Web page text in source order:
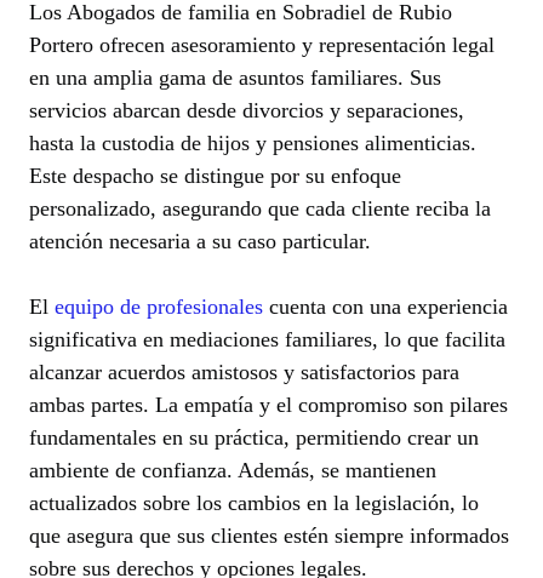
Los Abogados de familia en Sobradiel de Rubio
Portero ofrecen asesoramiento y representación legal
en una amplia gama de asuntos familiares. Sus
servicios abarcan desde divorcios y separaciones,
hasta la custodia de hijos y pensiones alimenticias.
Este despacho se distingue por su enfoque
personalizado, asegurando que cada cliente reciba la
atención necesaria a su caso particular.
El equipo de profesionales cuenta con una experiencia
significativa en mediaciones familiares, lo que facilita
alcanzar acuerdos amistosos y satisfactorios para
ambas partes. La empatía y el compromiso son pilares
fundamentales en su práctica, permitiendo crear un
ambiente de confianza. Además, se mantienen
actualizados sobre los cambios en la legislación, lo
que asegura que sus clientes estén siempre informados
sobre sus derechos y opciones legales.